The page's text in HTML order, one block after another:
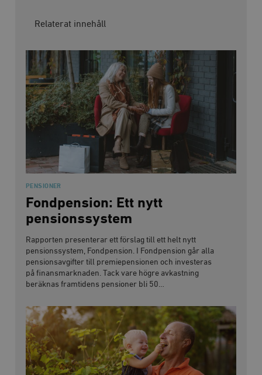
Relaterat innehåll
PENSIONER
Fondpension: Ett nytt
pensionssystem
Rapporten presenterar ett förslag till ett helt nytt
pensionssystem, Fondpension. I Fondpension går alla
pensionsavgifter till premiepensionen och investeras
på finansmarknaden. Tack vare högre avkastning
beräknas framtidens pensioner bli 50…